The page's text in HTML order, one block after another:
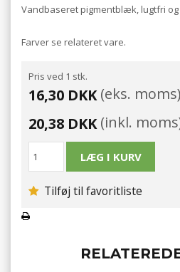
Vandbaseret pigmentblæk, lugtfri
Farver se relateret vare.
Pris ved 1 stk.
16,30 DKK(eks. moms)
20,38 DKK(inkl.
Tilføj til favoritliste